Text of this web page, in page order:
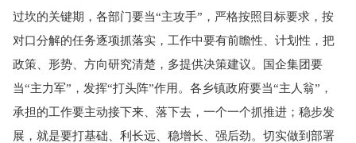
过坎的关键期，各部门要当“主攻手”，严格按照目标要求，按
对口分解的任务逐项抓落实，工作中要有前瞻性、计划性，把
政策、形势、方向研究清楚，多提供决策建议。国企集团要
当“主力军”，发挥“打头阵”作用。各乡镇政府要当“主人翁”，
承担的工作要主动接下来、落下去，一个一个抓推进；稳步发
展，就是要打基础、利长远、稳增长、强后劲。切实做到部署